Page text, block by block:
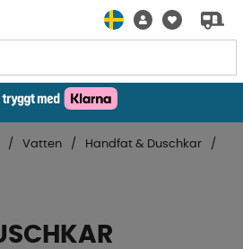
Vatten
Handfat & Duschkar